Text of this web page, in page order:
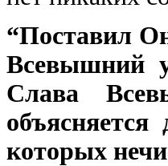
“Поставил
Всевышний
Слава
которых